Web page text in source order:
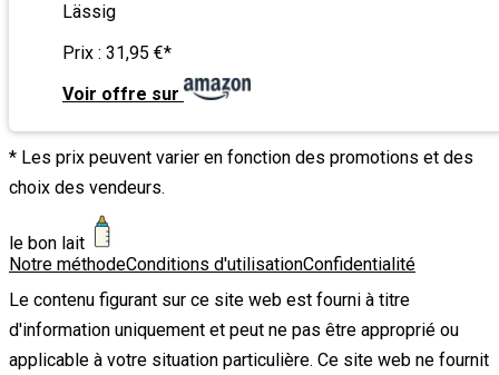
Lässig
Prix : 31,95 €*
Voir offre sur
* Les prix peuvent varier en fonction des promotions et des
choix des vendeurs.
le bon lait
Notre méthodeConditions d'utilisationConfidentialité
Le contenu figurant sur ce site web est fourni à titre
d'information uniquement et peut ne pas être approprié ou
applicable à votre situation particulière. Ce site web ne fournit